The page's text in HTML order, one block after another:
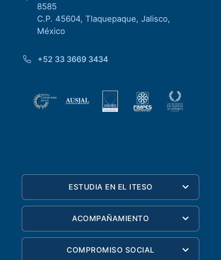
8585
C.P. 45604, Tlaquepaque, Jalisco,
México
+52 33 3669 3434
ESTUDIA EN EL ITESO
ACOMPAÑAMIENTO
COMPROMISO SOCIAL